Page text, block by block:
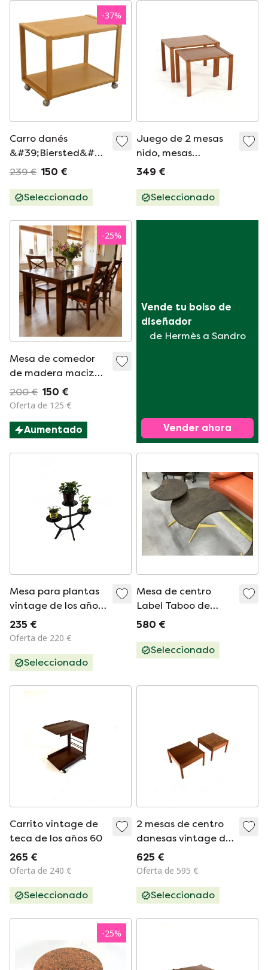
-37%
Carro danés
&#39;Biersted&#39;
vintage de
239 € 150 €
Seleccionado
Juego de 2 mesas
nido, mesas
auxiliares, estilo
349 €
Seleccionado
-25%
Mesa de comedor
de madera maciza
con 4 sillas
200 € 150 €
Oferta de 125 €
Aumentado
Vende tu bolso de
diseñador
de Hermès a Sandro
Vender ahora
Mesa para plantas
vintage de los años
50
235 €
Oferta de 220 €
Seleccionado
Mesa de centro
Label Taboo de
madera con diseño
580 €
Seleccionado
Carrito vintage de
teca de los años 60
265 €
Oferta de 240 €
Seleccionado
2 mesas de centro
danesas vintage de
teca, de la década
de 1970.
625 €
Oferta de 595 €
Seleccionado
-25%